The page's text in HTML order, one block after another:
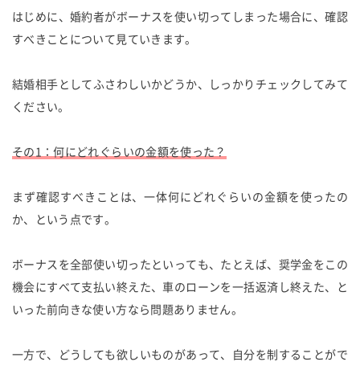
はじめに、婚約者がボーナスを使い切ってしまった場合に、確認
すべきことについて見ていきます。
結婚相手としてふさわしいかどうか、しっかりチェックしてみて
ください。
その1：何にどれぐらいの金額を使った？
まず確認すべきことは、一体何にどれぐらいの金額を使ったの
か、という点です。
ボーナスを全部使い切ったといっても、たとえば、奨学金をこの
機会にすべて支払い終えた、車のローンを一括返済し終えた、と
いった前向きな使い方なら問題ありません。
一方で、どうしても欲しいものがあって、自分を制することがで